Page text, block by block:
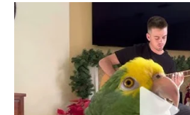
MOĆNI NAPITAK
PRIRODE
šipka jača